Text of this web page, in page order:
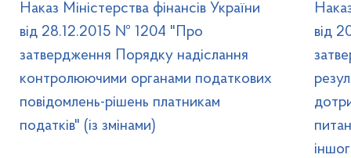
Наказ Міністерства фінансів України
від 28.12.2015 № 1204 "Про
затвердження Порядку надіслання
контролюючими органами податкових
повідомлень-рішень платникам
податків" (із змінами)
від